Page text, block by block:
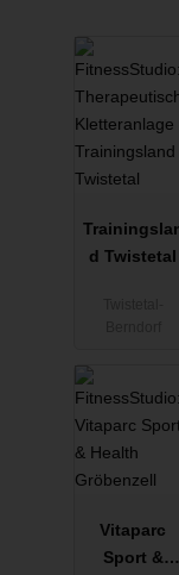
d Twistetal
Vitaparc
Sport &